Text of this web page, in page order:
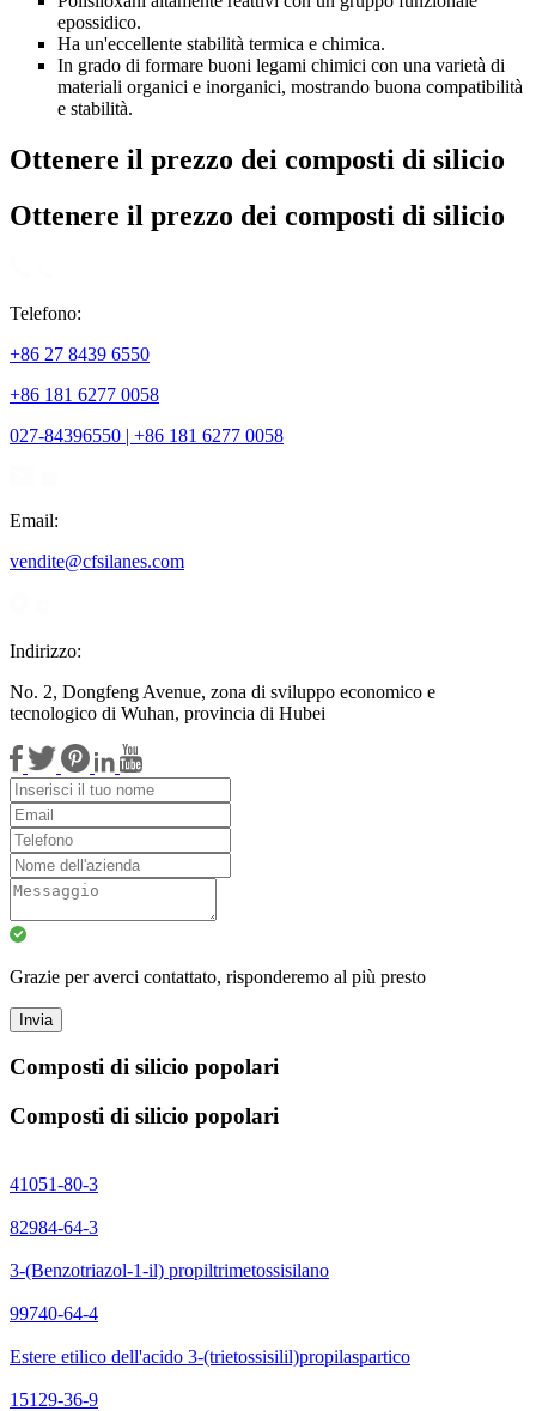
epossidico.
Ha un'eccellente stabilità termica e chimica.
In grado di formare buoni legami chimici con una varietà di
materiali organici e inorganici, mostrando buona compatibilità
e stabilità.
Ottenere il prezzo dei composti di silicio
Ottenere il prezzo dei composti di silicio
Telefono:
+86 27 8439 6550
+86 181 6277 0058
027-84396550 | +86 181 6277 0058
Email:
vendite@cfsilanes.com
Indirizzo:
No. 2, Dongfeng Avenue, zona di sviluppo economico e
tecnologico di Wuhan, provincia di Hubei
Grazie per averci contattato, risponderemo al più presto
Invia
Composti di silicio popolari
Composti di silicio popolari
41051-80-3
82984-64-3
3-(Benzotriazol-1-il) propiltrimetossisilano
99740-64-4
Estere etilico dell'acido 3-(trietossisilil)propilaspartico
15129-36-9